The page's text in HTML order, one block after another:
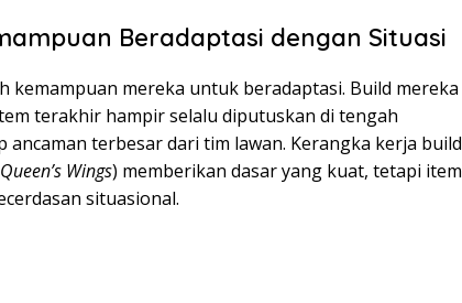
Beradaptasi dengan Situasi
kemampuan mereka untuk beradaptasi. Build mereka
terakhir hampir selalu diputuskan di tengah
terbesar dari tim lawan. Kerangka kerja build
Queen’s Wings) memberikan dasar yang kuat, tetapi item
situasional.